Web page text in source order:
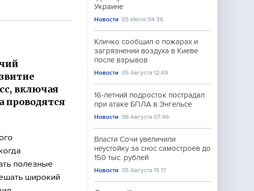
включая
проводятся
полезные
широкий
Украине
Новости 05 Июля 04:36
Кличко сообщил о пожарах и
загрязнении воздуха в Киеве
после взрывов
Новости 05 Августа 12:49
16-летний подросток пострадал
при атаке БПЛА в Энгельсе
Новости 06 Августа 07:46
Власти Сочи увеличили
неустойку за снос самостроев до
150 тыс. рублей
Новости 05 Августа 15:17